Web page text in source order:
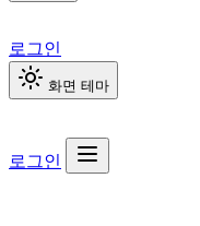
로그인
화면 테마
로그인